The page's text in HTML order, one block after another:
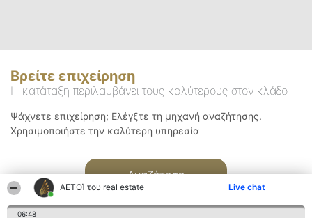
ΑΕΤΟΊ του real estate Live chat
06:48
Βρείτε επιχείρηση
Η κατάταξη περιλαμβάνει τους καλύτερους στον κλάδο
Ψάχνετε επιχείρηση; Ελέγξτε τη μηχανή αναζήτησης.
Χρησιμοποιήστε την καλύτερη υπηρεσία
Αναζήτηση